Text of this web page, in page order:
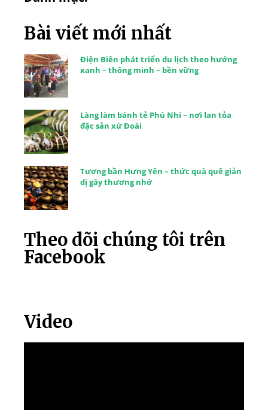
Bài viết mới nhất
Điện Biên phát triển du lịch theo hướng
xanh – thông minh – bền vững
Làng làm bánh tẻ Phú Nhi – nơi lan tỏa
đặc sản xứ Đoài
Tương bần Hưng Yên – thức quà quê giản
dị gây thương nhớ
Theo dõi chúng tôi trên
Facebook
Video